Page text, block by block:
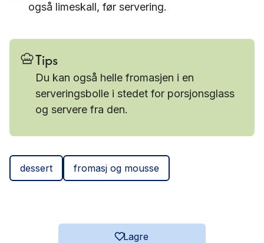
også limeskall, før servering.
Tips
Du kan også helle fromasjen i en
serveringsbolle i stedet for porsjonsglass
og servere fra den.
dessert fromasj og mousse
Lagre